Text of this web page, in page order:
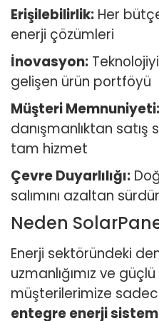
Erişilebilirlik: Her
enerji çözümleri
İnovasyon:
gelişen ürün portföyü
Müşteri Memnuniyeti:
danışmanlıktan
tam hizmet
Çevre Duyarlılığı:
salımını azaltan
Neden
Enerji sektöründeki
uzmanlığımız ve
müşterilerimize
entegre enerji